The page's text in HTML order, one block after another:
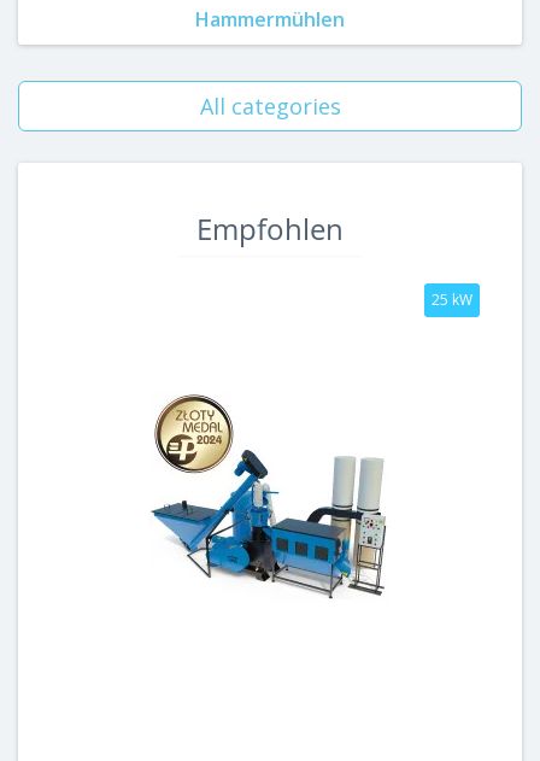
Hammermühlen
All categories
Empfohlen
25 kW